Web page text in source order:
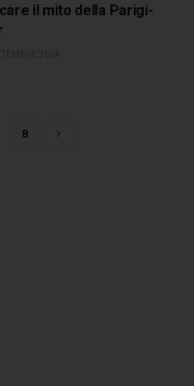
il mito della Parigi-
8